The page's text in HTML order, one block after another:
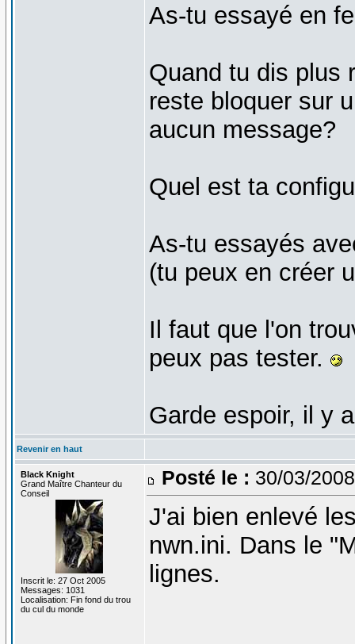
As-tu essayé en
Quand tu dis plus
reste bloquer sur
aucun message?
Quel est ta
As-tu essayés
(tu peux en créer
Il faut que l'on
peux pas tester.
Garde espoir, il y
Revenir en haut
Black Knight
Grand Maître Chanteur du
Conseil
Inscrit le: 27 Oct 2005
Messages: 1031
Localisation: Fin fond du trou
du cul du monde
Posté le : 30/03/
J'ai bien enlevé
nwn.ini. Dans le
lignes.